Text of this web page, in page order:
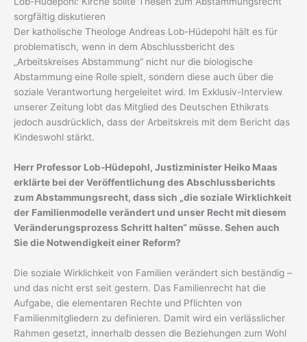
sorgfältig diskutieren
Der katholische Theologe Andreas Lob-Hüdepohl hält es für
problematisch, wenn in dem Abschlussbericht des
„Arbeitskreises Abstammung“ nicht nur die biologische
Abstammung eine Rolle spielt, sondern diese auch über die
soziale Verantwortung hergeleitet wird. Im Exklusiv-Interview
unserer Zeitung lobt das Mitglied des Deutschen Ethikrats
jedoch ausdrücklich, dass der Arbeitskreis mit dem Bericht das
Kindeswohl stärkt.
Herr Professor Lob-Hüdepohl, Justizminister Heiko Maas
erklärte bei der Veröffentlichung des Abschlussberichts
zum Abstammungsrecht, dass sich „die soziale Wirklichkeit
der Familienmodelle verändert und unser Recht mit diesem
Veränderungsprozess Schritt halten“ müsse. Sehen auch
Sie die Notwendigkeit einer Reform?
Die soziale Wirklichkeit von Familien verändert sich beständig –
und das nicht erst seit gestern. Das Familienrecht hat die
Aufgabe, die elementaren Rechte und Pflichten von
Familienmitgliedern zu definieren. Damit wird ein verlässlicher
Rahmen gesetzt, innerhalb dessen die Beziehungen zum Wohl